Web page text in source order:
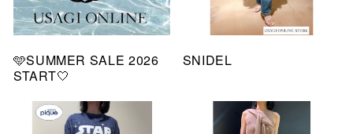
🩵SUMMER SALE 2026
START🤍
SNIDEL